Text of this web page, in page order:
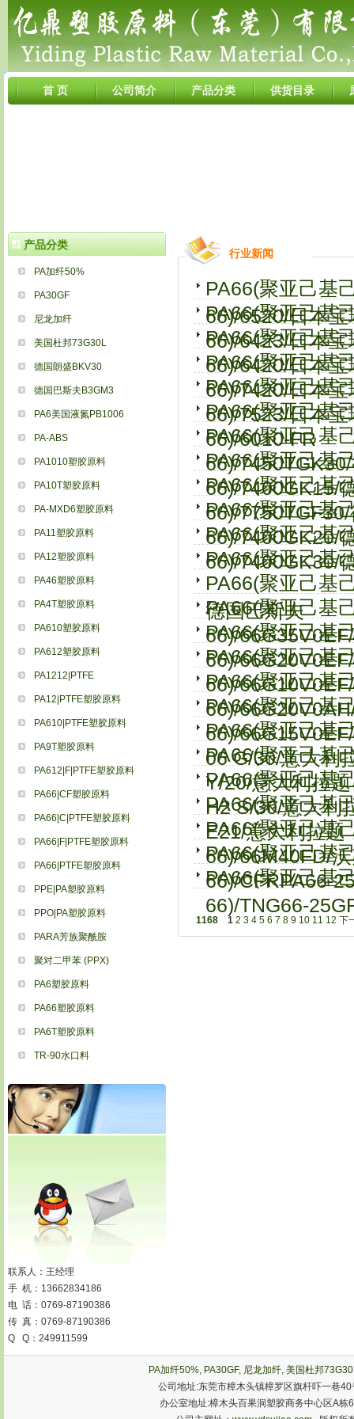
首 页 公司简介 产品分类 供货目录
产品分类
PA加纤50%
PA30GF
尼龙加纤
美国杜邦73G30L
德国朗盛BKV30
德国巴斯夫B3GM3
PA6美国液氮PB1006
PA-ABS
PA1010塑胶原料
PA10T塑胶原料
PA-MXD6塑胶原料
PA11塑胶原料
PA12塑胶原料
PA46塑胶原料
PA4T塑胶原料
PA610塑胶原料
PA612塑胶原料
PA1212|PTFE
PA12|PTFE塑胶原料
PA610|PTFE塑胶原料
PA9T塑胶原料
PA612|F|PTFE塑胶原料
PA66|CF塑胶原料
PA66|C|PTFE塑胶原料
PA66|F|PTFE塑胶原料
PA66|PTFE塑胶原料
PPE|PA塑胶原料
PPO|PA塑胶原料
PARA芳族聚酰胺
聚对二甲苯 (PPX)
PA6塑胶原料
PA66塑胶原料
PA6T塑胶原料
TR-90水口料
联系人：王经理
手 机：13662834186
电 话：0769-87190386
传 真：0769-87190386
Q Q：249911599
行业新闻
PA66(聚亚己基
66)/6520/日本宝
PA66(聚亚己基
66)/6423/日本宝
PA66(聚亚己基
66)/6420/日本宝
PA66(聚亚己基
66)/7420/日本宝
PA66(聚亚己基
66)/7523/日本宝
PA66(聚亚己基
66)/6010-FR
PA66(聚亚己基
66)/
PA66(聚亚己基
66)/7400GK15/
PA66(聚亚己基
66)/
PA66(聚亚己基
66)/7400GK20/
PA66(聚亚己基
66)/7400GK30/
PA66(聚亚己基
PA66(聚亚己基
德国巴斯夫
PA66(聚亚己基
66)/
PA66(聚亚己基
66)/
PA66(聚亚己基
66)/
PA66(聚亚己基
66)/
PA66(聚亚己基
66)/
PA66(聚亚己基
06 G/30/意大利
PA66(聚亚己基
Y/20/意大利拉题
PA66(聚亚己基
H2 S/30/意大利
PA66(聚亚己基
E21/意大利拉题
PA66(聚亚己基
66)/66M40FD/
PA66(聚亚己基
66)/CFRPA66-
PA66(聚亚己基
66)/TNG66-
1168 1 2 3 4 5 6 7 8 9 10 11 12 下
PA加纤50%, PA30GF, 尼龙加纤, 美国杜邦
公司地址:东莞市樟木头镇樟罗区旗杆吓一巷
办公室地址:樟木头百果洞塑胶商务中心区A